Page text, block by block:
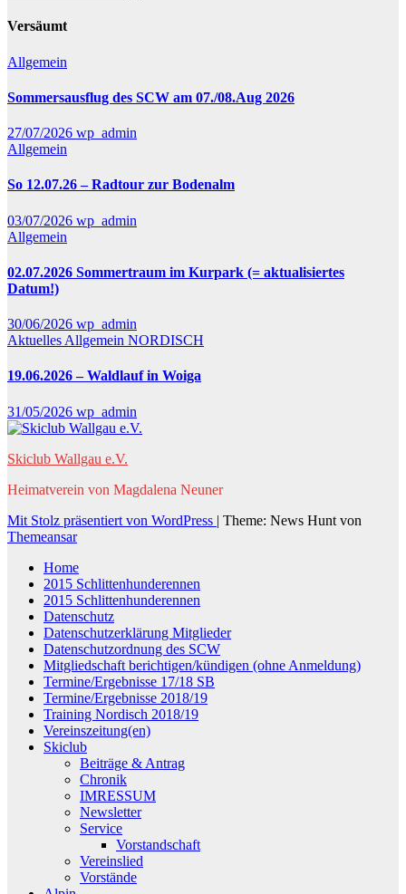
Versäumt
Allgemein
Sommersausflug des SCW am 07./08.Aug 2026
27/07/2026 wp_admin
Allgemein
So 12.07.26 – Radtour zur Bodenalm
03/07/2026 wp_admin
Allgemein
02.07.2026 Sommertraum im Kurpark (= aktualisiertes
Datum!)
30/06/2026 wp_admin
Aktuelles Allgemein NORDISCH
19.06.2026 – Waldlauf in Woiga
31/05/2026 wp_admin
Skiclub Wallgau e.V.
Heimatverein von Magdalena Neuner
Mit Stolz präsentiert von WordPress | Theme: News Hunt von
Themeansar
Home
2015 Schlittenhunderennen
2015 Schlittenhunderennen
Datenschutz
Datenschutzerklärung Mitglieder
Datenschutzordnung des SCW
Mitgliedschaft berichtigen/kündigen (ohne Anmeldung)
Termine/Ergebnisse 17/18 SB
Termine/Ergebnisse 2018/19
Training Nordisch 2018/19
Vereinszeitung(en)
Skiclub
Beiträge & Antrag
Chronik
IMRESSUM
Newsletter
Service
Vorstandschaft
Vereinslied
Vorstände